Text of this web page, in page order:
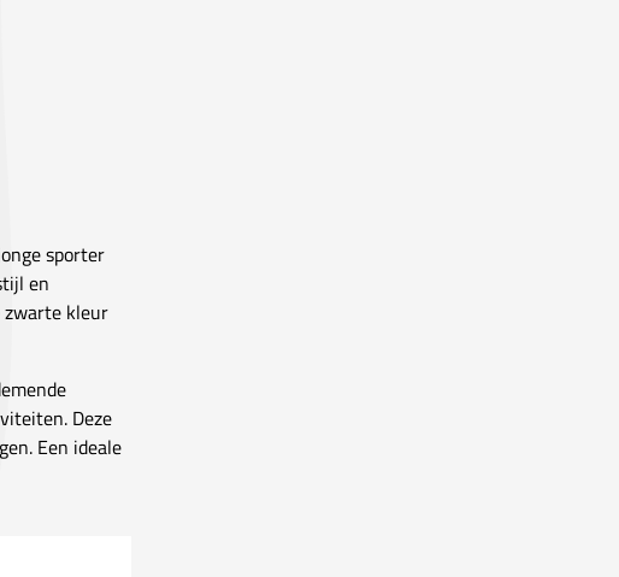
sporter
en
zwarte kleur
Deze
Een ideale